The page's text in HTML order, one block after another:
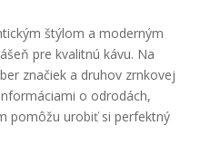
štýlom a moderným
pre kvalitnú kávu. Na
značiek a druhov zrnkovej
o odrodách,
pomôžu urobiť si perfektný